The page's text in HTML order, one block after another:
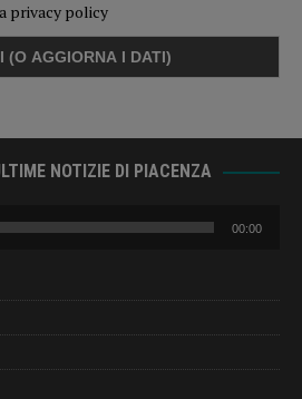
privacy policy
NOTIZIE DI PIACENZA
00:00